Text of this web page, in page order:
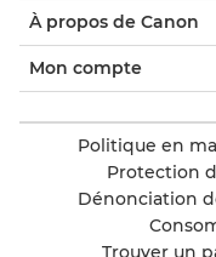
À propos de Canon
Mon compte
Politique en
Protection
Dénonciation
Trouver un